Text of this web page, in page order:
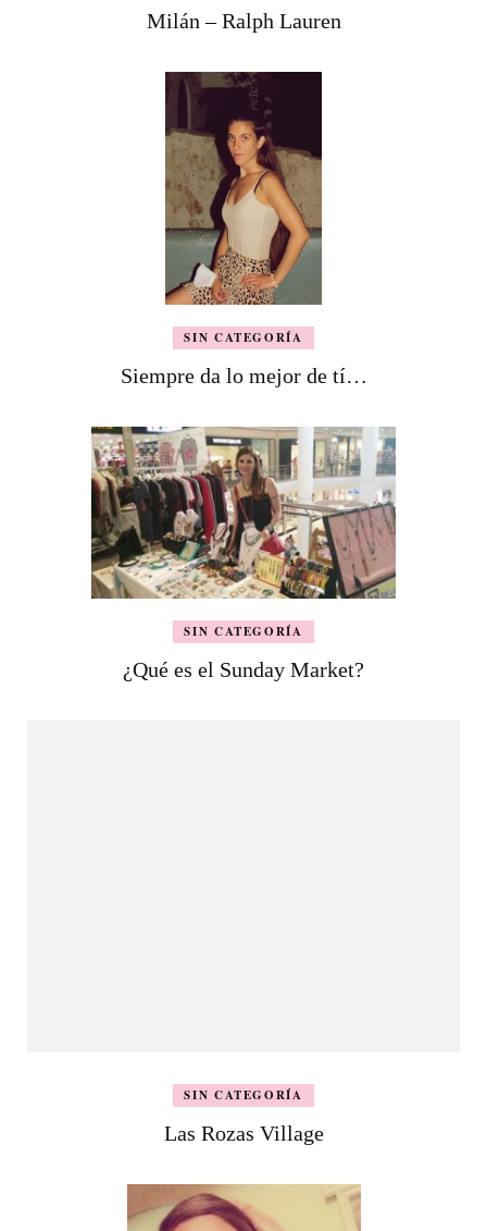
Milán – Ralph Lauren
SIN CATEGORÍA
Siempre da lo mejor de tí…
SIN CATEGORÍA
¿Qué es el Sunday Market?
SIN CATEGORÍA
Las Rozas Village